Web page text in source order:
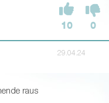
10 0
29.04.24
raus